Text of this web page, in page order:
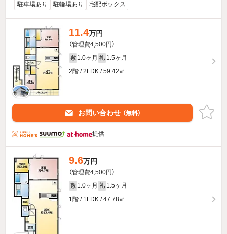
駐車場あり
駐輪場あり 宅配ボックス
11.4万円
（管理費4,500円）
敷 1.0ヶ月 礼 1.5ヶ月
2階 / 2LDK / 59.42㎡
お問い合わせ （無料）
提供
9.6万円
（管理費4,500円）
敷 1.0ヶ月 礼 1.5ヶ月
1階 / 1LDK / 47.78㎡